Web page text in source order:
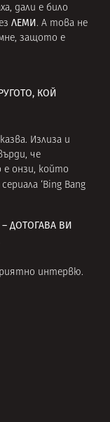
дали е било
ЛЕМИ. А това не
защото е
КОЙ
Излиза и
че
онзи, който
‘Bing Bang
ДОТОГАВА ВИ
интервю.